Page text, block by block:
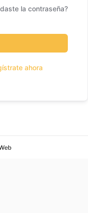
la contraseña?
ahora